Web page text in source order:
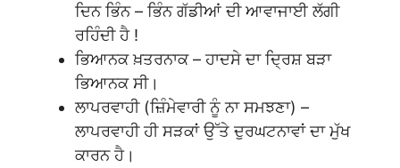
ਦਿਨ ਭਿੰਨ – ਭਿੰਨ ਗੱਡੀਆਂ ਦੀ ਆਵਾਜਾਈ ਲੱਗੀ
ਰਹਿੰਦੀ ਹੈ !
ਭਿਆਨਕ ਖ਼ਤਰਨਾਕ – ਹਾਦਸੇ ਦਾ ਦ੍ਰਿਸ਼ ਬੜਾ
ਭਿਆਨਕ ਸੀ।
ਲਾਪਰਵਾਹੀ (ਜ਼ਿੰਮੇਵਾਰੀ ਨੂੰ ਨਾ ਸਮਝਣਾ) –
ਲਾਪਰਵਾਹੀ ਹੀ ਸੜਕਾਂ ਉੱਤੇ ਦੁਰਘਟਨਾਵਾਂ ਦਾ ਮੁੱਖ
ਕਾਰਨ ਹੈ।